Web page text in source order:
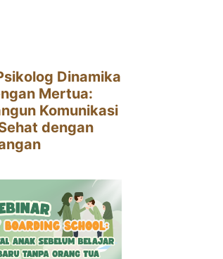
Dinamika
Mertua:
Komunikasi
dengan